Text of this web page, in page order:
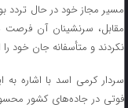
مسیر مجاز خود در حال تردد
مقابل، سرنشینان آن فرصت
نکردند و متأسفانه جان خود را
سردار کرمی اسد با اشاره به
فوتی در جاده‌های کشور